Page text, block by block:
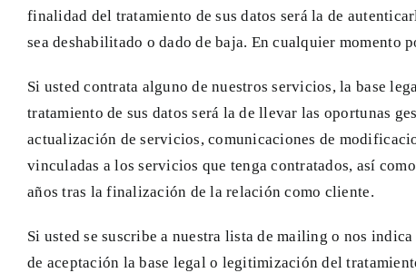
finalidad del tratamiento de sus datos será la de
sea deshabilitado o dado de baja. En cualquier momento
Si usted contrata alguno de nuestros servicios, la base
tratamiento de sus datos será la de llevar las oportunas
actualización de servicios, comunicaciones de
vinculadas a los servicios que tenga contratados, así
años tras la finalización de la relación como cliente.
Si usted se suscribe a nuestra lista de mailing o nos
de aceptación la base legal o legitimización del